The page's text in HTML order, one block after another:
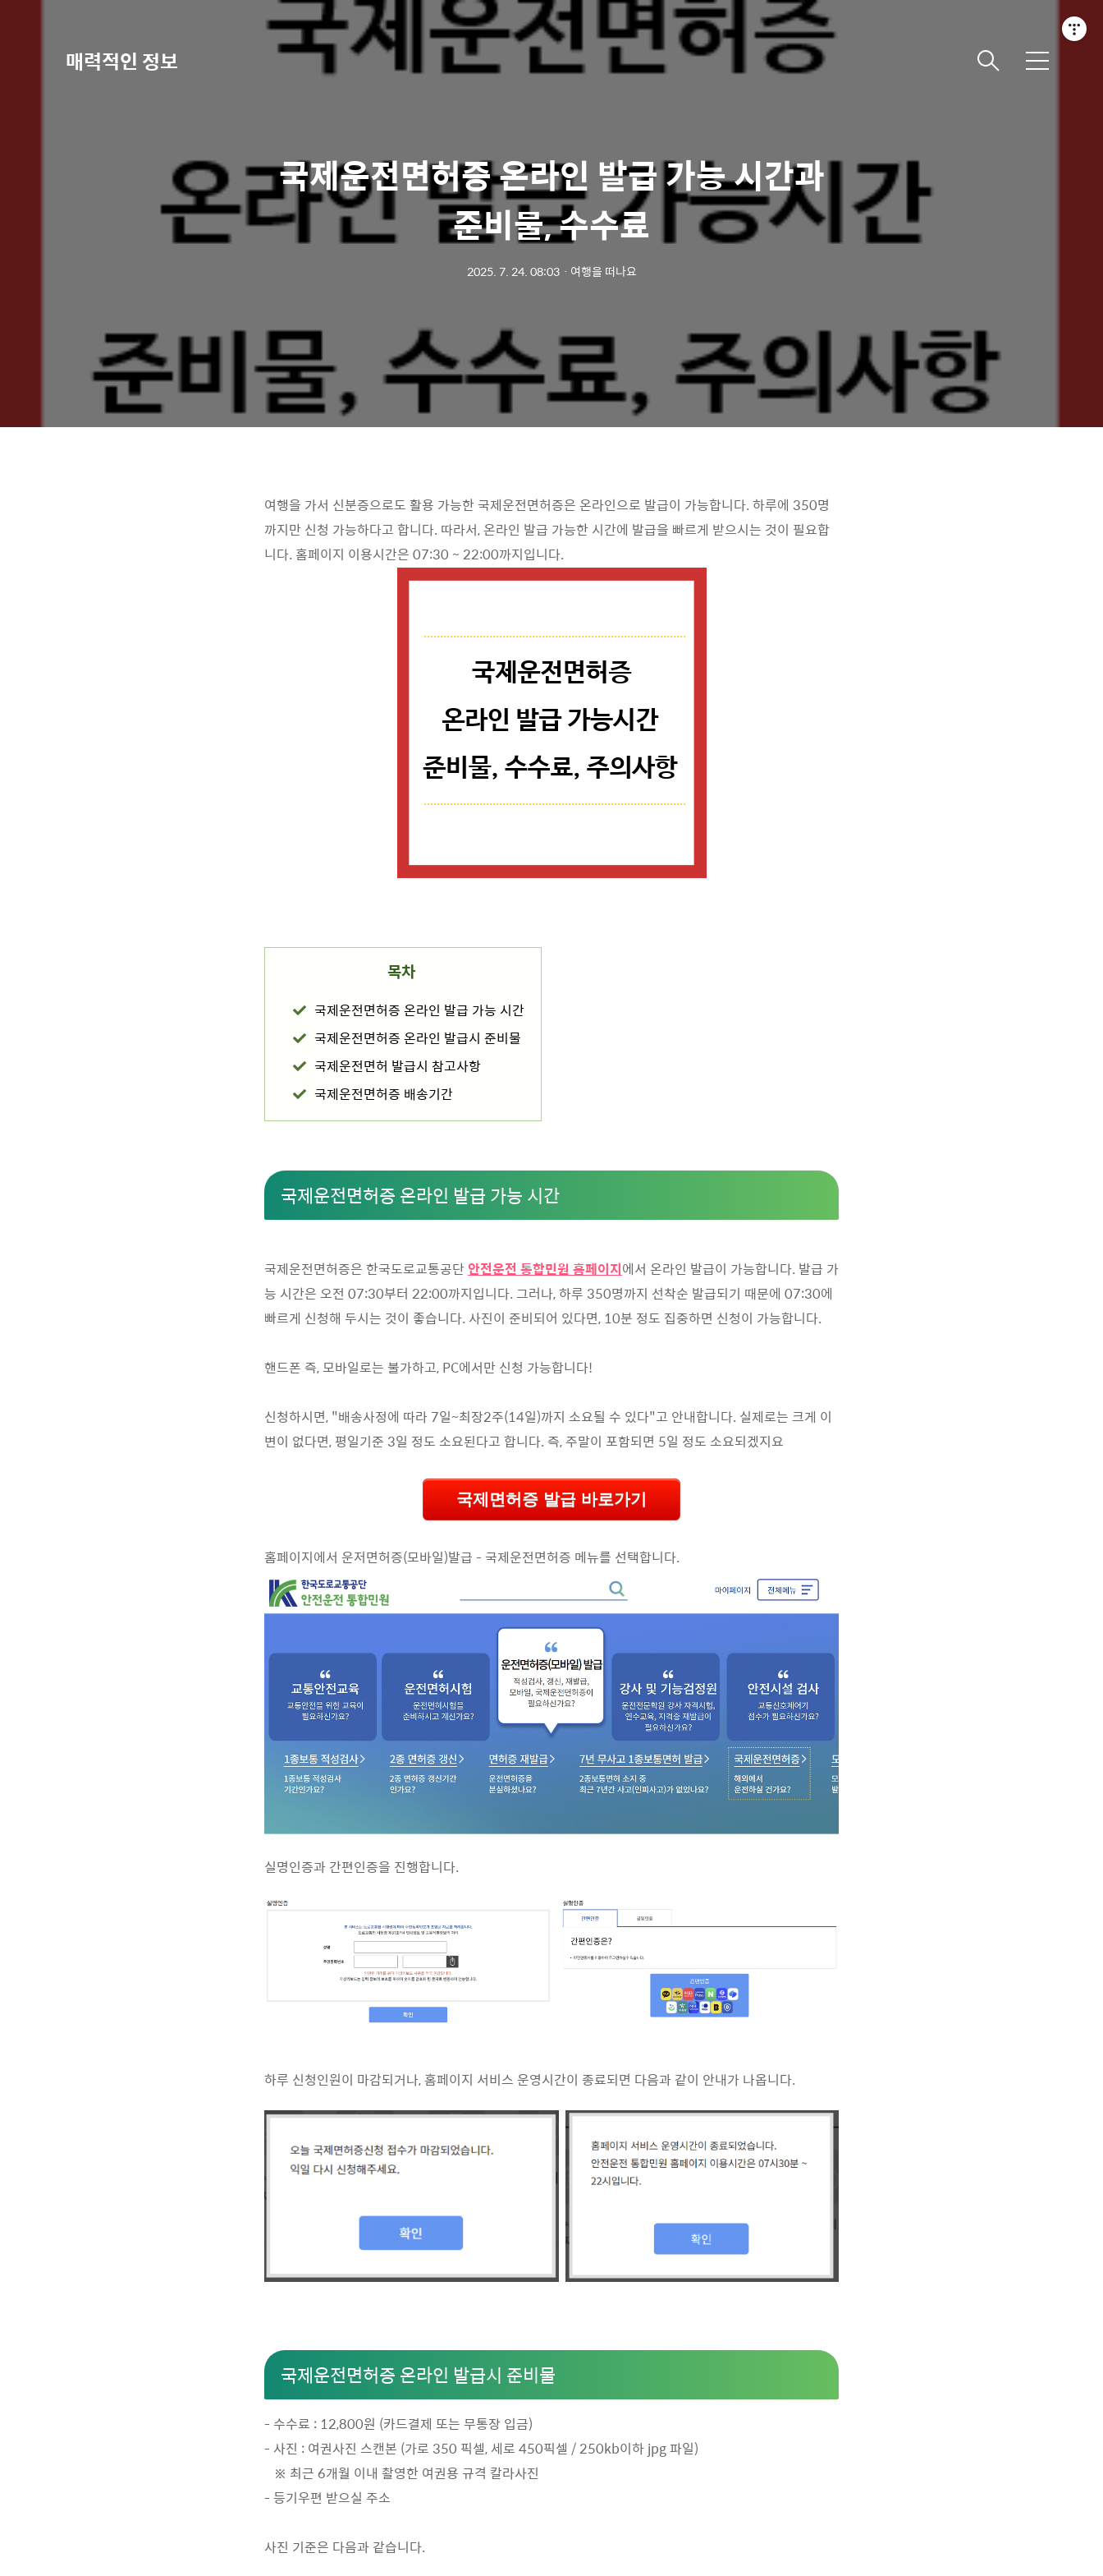
매력적인 정보 메
국제운전면허증 온라인 발급 가능 시간과
준비물, 수수료
2025. 7. 24. 08:03ㆍ 여행을 떠나요
여행을 가서 신분증으로도 활용 가능한 국제운전면허증은 온라인으로 발급이 가능합니다. 하루에 350명
까지만 신청 가능하다고 합니다. 따라서, 온라인 발급 가능한 시간에 발급을 빠르게 받으시는 것이 필요합
니다. 홈페이지 이용시간은 07:30 ~ 22:00까지입니다.
목차
국제운전면허증 온라인 발급 가능 시간
국제운전면허증 온라인 발급시 준비물
국제운전면허 발급시 참고사항
국제운전면허증 배송기간
국제운전면허증 온라인 발급 가능 시간
국제운전면허증은 한국도로교통공단 안전운전 통합민원 홈페이지에서 온라인 발급이 가능합니다. 발급 가
능 시간은 오전 07:30부터 22:00까지입니다. 그러나, 하루 350명까지 선착순 발급되기 때문에 07:30에
빠르게 신청해 두시는 것이 좋습니다. 사진이 준비되어 있다면, 10분 정도 집중하면 신청이 가능합니다.
핸드폰 즉, 모바일로는 불가하고, PC에서만 신청 가능합니다!
신청하시면, "배송사정에 따라 7일~최장2주(14일)까지 소요될 수 있다"고 안내합니다. 실제로는 크게 이
변이 없다면, 평일기준 3일 정도 소요된다고 합니다. 즉, 주말이 포함되면 5일 정도 소요되겠지요
국제면허증 발급 바로가기
홈페이지에서 운저면허증(모바일)발급 - 국제운전면허증 메뉴를 선택합니다.
실명인증과 간편인증을 진행합니다.
하루 신청인원이 마감되거나, 홈페이지 서비스 운영시간이 종료되면 다음과 같이 안내가 나옵니다.
국제운전면허증 온라인 발급시 준비물
- 수수료 : 12,800원 (카드결제 또는 무통장 입금)
- 사진 : 여권사진 스캔본 (가로 350 픽셀, 세로 450픽셀 / 250kb이하 jpg 파일)
※ 최근 6개월 이내 촬영한 여권용 규격 칼라사진
- 등기우편 받으실 주소
사진 기준은 다음과 같습니다.